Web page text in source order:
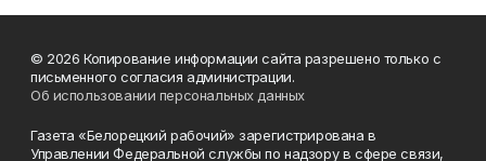
© 2026 Копирование информации сайта разрешено только с
письменного согласия администрации.
Об использовании персональных данных
Газета «Белорецкий рабочий» зарегистрирована в
Управлении Федеральной службы по надзору в сфере связи,